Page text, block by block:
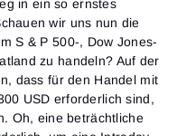
in ein so ernstes
wir uns nun die
S & P 500-, Dow Jones-
zu handeln? Auf der
dass für den Handel mit
USD erforderlich sind,
Oh, eine beträchtliche
Anmelden